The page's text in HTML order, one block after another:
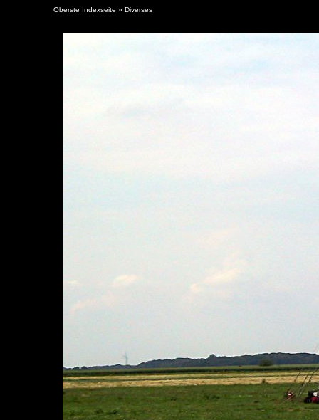
Oberste Indexseite » Diverses